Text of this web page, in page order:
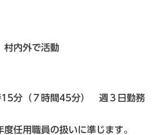
内外で活動
分（７時間45分） 週３日勤務
任用職員の扱いに準じます。